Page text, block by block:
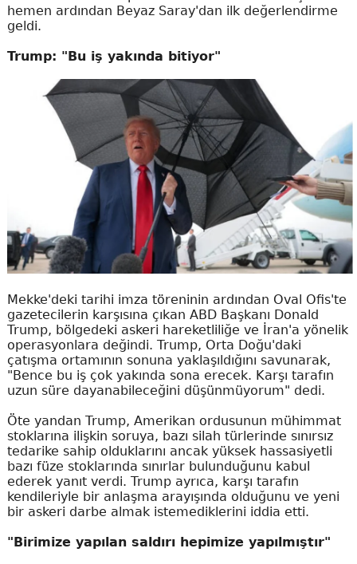
hemen ardından Beyaz Saray'dan ilk değerlendirme
geldi.
Trump: "Bu iş yakında bitiyor"
Mekke'deki tarihi imza töreninin ardından Oval Ofis'te
gazetecilerin karşısına çıkan ABD Başkanı Donald
Trump, bölgedeki askeri hareketliliğe ve İran'a yönelik
operasyonlara değindi. Trump, Orta Doğu'daki
çatışma ortamının sonuna yaklaşıldığını savunarak,
"Bence bu iş çok yakında sona erecek. Karşı tarafın
uzun süre dayanabileceğini düşünmüyorum" dedi.
Öte yandan Trump, Amerikan ordusunun mühimmat
stoklarına ilişkin soruya, bazı silah türlerinde sınırsız
tedarike sahip olduklarını ancak yüksek hassasiyetli
bazı füze stoklarında sınırlar bulunduğunu kabul
ederek yanıt verdi. Trump ayrıca, karşı tarafın
kendileriyle bir anlaşma arayışında olduğunu ve yeni
bir askeri darbe almak istemediklerini iddia etti.
"Birimize yapılan saldırı hepimize yapılmıştır"